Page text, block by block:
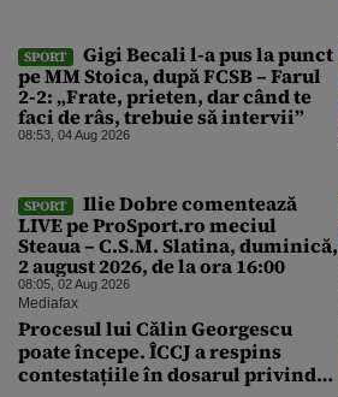
SPORT
Gigi Becali l-a pus la punct
pe MM Stoica, după FCSB – Farul
2-2: „Frate, prieten, dar când te
faci de râs, trebuie să intervii”
08:53, 04 Aug 2026
SPORT
Ilie Dobre comentează
LIVE pe ProSport.ro meciul
Steaua – C.S.M. Slatina, duminică,
2 august 2026, de la ora 16:00
08:05, 02 Aug 2026
Mediafax
Procesul lui Călin Georgescu
poate începe. ÎCCJ a respins
contestațiile în dosarul privind